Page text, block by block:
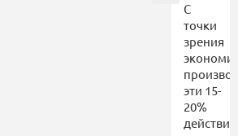
С
точки
зрения
эти 15-
20%